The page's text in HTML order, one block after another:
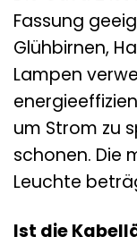
Fassung
Glühbirnen,
Lampen
um Strom zu
schonen. Die
Leuchte
Ist die